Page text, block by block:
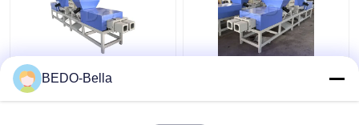
ইউরোপীয় কম্প্রেসড সেগস্ট
প্যালেট ব্লক তৈরির মেশিন সিই
ইউরো প্যালেটের জন্য 380 ভোল্ট
BEDO-Bella